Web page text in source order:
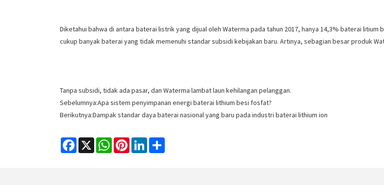
Diketahui bahwa di antara baterai listrik yang dijual oleh Waterma pada tahun 2017, hanya 14,3% baterai
cukup banyak baterai yang tidak memenuhi standar subsidi kebijakan baru. Artinya, sebagian besar produk
Tanpa subsidi, tidak ada pasar, dan Waterma lambat laun kehilangan pelanggan.
Sebelumnya:Apa sistem penyimpanan energi baterai lithium besi fosfat?
Berikutnya:Dampak standar daya baterai nasional yang baru pada industri baterai lithium ion
Facebook
X WhatsAppPinterestLinkedIn